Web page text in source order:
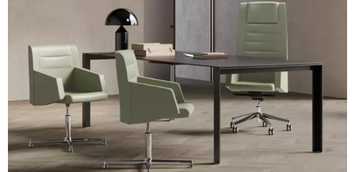
A 28F
A 29F
A 30F